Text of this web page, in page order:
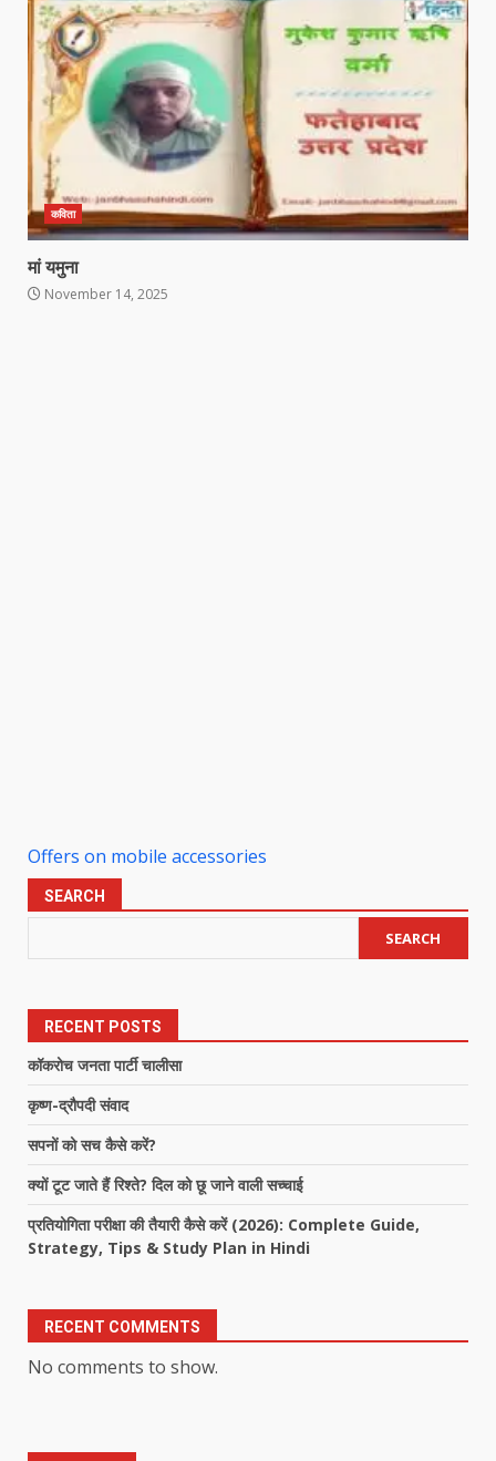
कविता
मां यमुना
November 14, 2025
Offers on mobile accessories
SEARCH
SEARCH
RECENT POSTS
कॉकरोच जनता पार्टी चालीसा
कृष्ण-द्रौपदी संवाद
सपनों को सच कैसे करें?
क्यों टूट जाते हैं रिश्ते? दिल को छू जाने वाली सच्चाई
प्रतियोगिता परीक्षा की तैयारी कैसे करें (2026): Complete Guide,
Strategy, Tips & Study Plan in Hindi
RECENT COMMENTS
No comments to show.